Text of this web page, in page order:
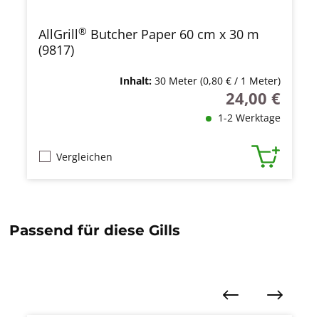
AllGrill® Butcher Paper 60 cm x 30 m
(9817)
Inhalt: 30 Meter (0,80 € / 1 Meter)
Regulärer Preis:
24,00 €
1-2 Werktage
Vergleichen
Passend für diese Gills